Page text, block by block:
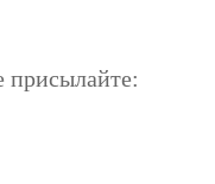
присылайте: